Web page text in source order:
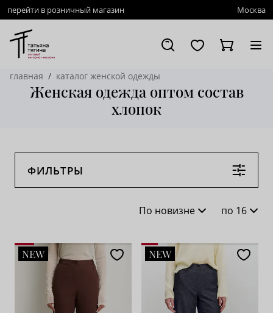
перейти в розничный магазин Москва
главная каталог женской одежды
Женская одежда оптом состав
хлопок
ФИЛЬТРЫ
По новизне
По популярности
По возрастанию цены
по 16
28
NEW NEW